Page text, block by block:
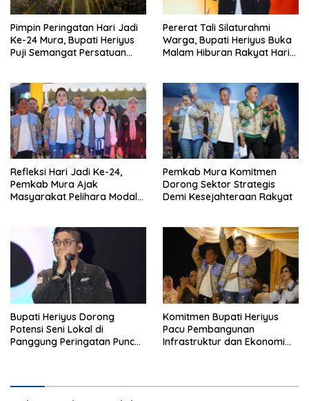
Pimpin Peringatan Hari Jadi
Ke-24 Mura, Bupati Heriyus
Puji Semangat Persatuan
Pererat Tali Silaturahmi
Warga, Bupati Heriyus Buka
Malam Hiburan Rakyat Hari
Refleksi Hari Jadi Ke-24,
Pemkab Mura Ajak
Masyarakat Pelihara Modal
Pemkab Mura Komitmen
Dorong Sektor Strategis
Demi Kesejahteraan Rakyat
Bupati Heriyus Dorong
Potensi Seni Lokal di
Panggung Peringatan Puncak
Komitmen Bupati Heriyus
Pacu Pembangunan
Infrastruktur dan Ekonomi